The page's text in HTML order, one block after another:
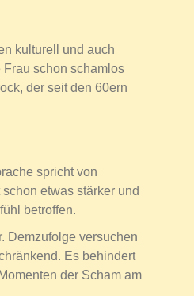
kulturell und auch
schon schamlos
der seit den 60ern
spricht von
etwas stärker und
betroffen.
Demzufolge versuchen
Es behindert
der Scham am